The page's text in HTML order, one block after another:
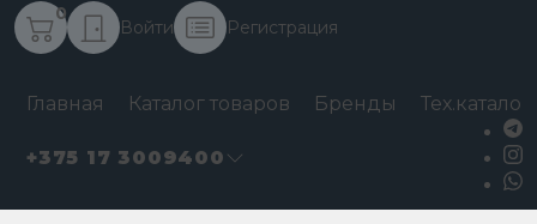
0
Войти Регистрация
Главная Каталог товаров Бренды
+375 17 3009400